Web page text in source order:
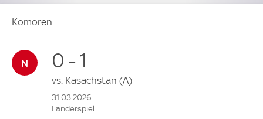
Komoren
0 - 1
vs. Kasachstan (A)
31.03.2026
Länderspiel